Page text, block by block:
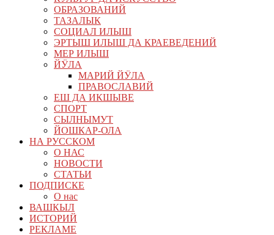
ОБРАЗОВАНИЙ
ТАЗАЛЫК
СОЦИАЛ ИЛЫШ
ЭРТЫШ ИЛЫШ ДА КРАЕВЕДЕНИЙ
МЕР ИЛЫШ
ЙӰЛА
МАРИЙ ЙӰЛА
ПРАВОСЛАВИЙ
ЕШ ДА ИКШЫВЕ
СПОРТ
СЫЛНЫМУТ
ЙОШКАР-ОЛА
НА РУССКОМ
О НАС
НОВОСТИ
СТАТЬИ
ПОДПИСКЕ
О нас
ВАШКЫЛ
ИСТОРИЙ
РЕКЛАМЕ